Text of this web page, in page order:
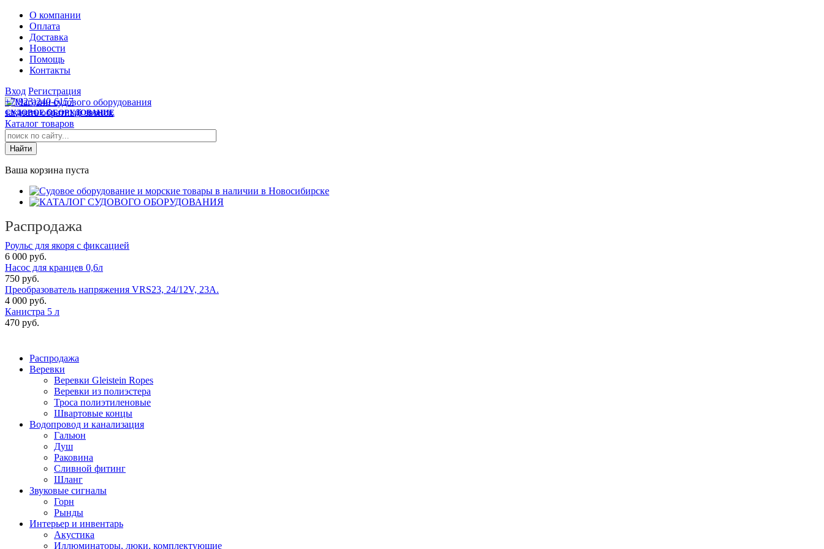
О компании
Оплата
Доставка
Новости
Помощь
Контакты
Вход Регистрация
СУДОВОЕ ОБОРУДОВАНИЕ
+7(923)240-6157
заказать обратный звонок
Каталог товаров
Ваша корзина пуста
Распродажа
Роульс для якоря с фиксацией
6 000 руб.
Насос для кранцев 0,6л
750 руб.
Преобразователь напряжения VRS23, 24/12V, 23A.
4 000 руб.
Канистра 5 л
470 руб.
Распродажа
Веревки
Веревки Gleistein Ropes
Веревки из полиэстера
Троса полиэтиленовые
Швартовые концы
Водопровод и канализация
Гальюн
Душ
Раковина
Сливной фитинг
Шланг
Звуковые сигналы
Горн
Рынды
Интерьер и инвентарь
Акустика
Иллюминаторы, люки, комплектующие